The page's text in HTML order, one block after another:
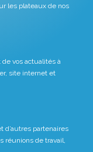
les plateaux de nos
vos actualités à
site internet et
d’autres partenaires
réunions de travail,